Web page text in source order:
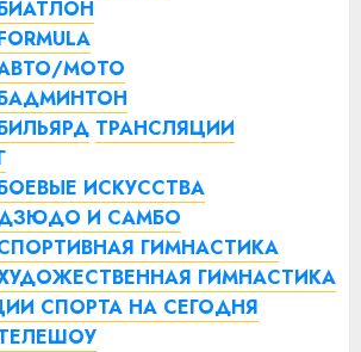
МОТО
ТРАНСЛЯЦИИ
ИСКУССТВА
И САМБО
ГИМНАСТИКА
ГИМНАСТИКА
СПОРТА НА СЕГОДНЯ